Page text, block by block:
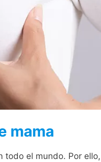
mama
el mundo. Por